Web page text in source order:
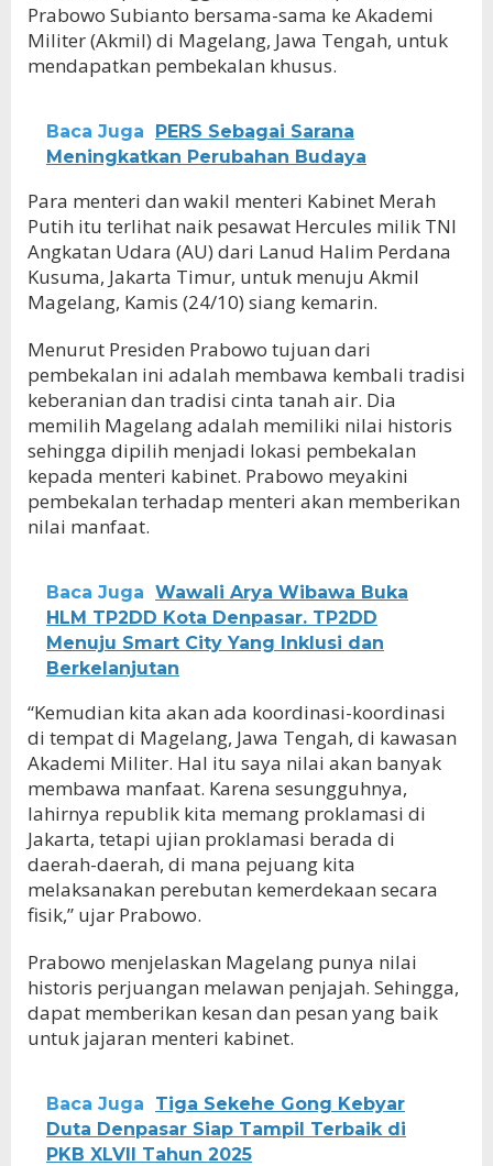
Prabowo Subianto bersama-sama ke Akademi
Militer (Akmil) di Magelang, Jawa Tengah, untuk
mendapatkan pembekalan khusus.
Baca Juga
PERS Sebagai Sarana
Meningkatkan Perubahan Budaya
Para menteri dan wakil menteri Kabinet Merah
Putih itu terlihat naik pesawat Hercules milik TNI
Angkatan Udara (AU) dari Lanud Halim Perdana
Kusuma, Jakarta Timur, untuk menuju Akmil
Magelang, Kamis (24/10) siang kemarin.
Menurut Presiden Prabowo tujuan dari
pembekalan ini adalah membawa kembali tradisi
keberanian dan tradisi cinta tanah air. Dia
memilih Magelang adalah memiliki nilai historis
sehingga dipilih menjadi lokasi pembekalan
kepada menteri kabinet. Prabowo meyakini
pembekalan terhadap menteri akan memberikan
nilai manfaat.
Baca Juga Wawali Arya Wibawa Buka
HLM TP2DD Kota Denpasar. TP2DD
Menuju Smart City Yang Inklusi dan
Berkelanjutan
“Kemudian kita akan ada koordinasi-koordinasi
di tempat di Magelang, Jawa Tengah, di kawasan
Akademi Militer. Hal itu saya nilai akan banyak
membawa manfaat. Karena sesungguhnya,
lahirnya republik kita memang proklamasi di
Jakarta, tetapi ujian proklamasi berada di
daerah-daerah, di mana pejuang kita
melaksanakan perebutan kemerdekaan secara
fisik,” ujar Prabowo.
Prabowo menjelaskan Magelang punya nilai
historis perjuangan melawan penjajah. Sehingga,
dapat memberikan kesan dan pesan yang baik
untuk jajaran menteri kabinet.
Baca Juga
Tiga Sekehe Gong Kebyar
Duta Denpasar Siap Tampil Terbaik di
PKB XLVII Tahun 2025